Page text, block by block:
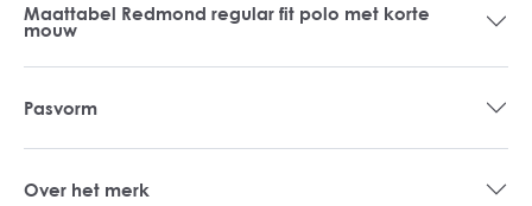
Maattabel Redmond regular fit polo met korte
mouw
Pasvorm
Over het merk